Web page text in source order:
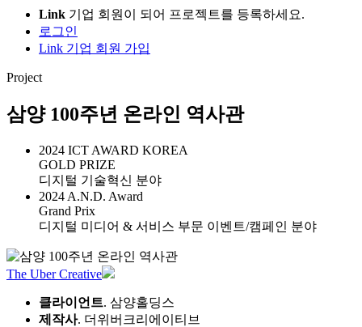
Link 기업 회원이 되어 프로젝트를 등록하세요.
로그인
Link 기업 회원 가입
Project
삼양 100주년 온라인 역사관
2024 ICT AWARD KOREA
GOLD PRIZE
디지털 기술혁신 분야
2024 A.N.D. Award
Grand Prix
디지털 미디어 & 서비스 부문 이벤트/캠페인 분야
The Uber Creative
클라이언트. 삼양홀딩스
제작사. 더위버크리에이티브